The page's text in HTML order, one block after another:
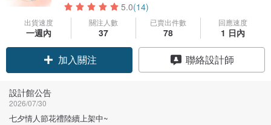
5.0(14)
出貨速度
一週內
關注人數
37
已賣出件數
78
回應速度
1 日內
加入關注 聯絡設計師
設計館公告
2026/07/30
七夕情人節花禮陸續上架中~